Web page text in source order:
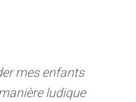
mes enfants
ludique